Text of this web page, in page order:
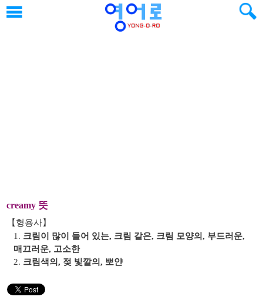
creamy 뜻
【형용사】
1. 크림이 많이 들어 있는, 크림 같은, 크림 모양의, 부드러운,
매끄러운, 고소한
2. 크림색의, 젖 빛깔의, 뽀얀